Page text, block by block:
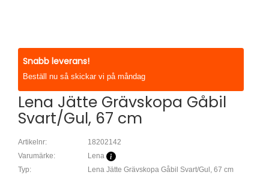
Snabb leverans!
Beställ nu så skickar vi på måndag
Lena Jätte Grävskopa Gåbil
Svart/Gul, 67 cm
Artikelnr:
18202142
Varumärke:
Lena
Typ:
Lena Jätte Grävskopa Gåbil Svart/Gul, 67 cm